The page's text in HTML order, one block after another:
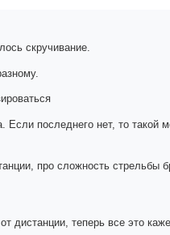
скручивание.
последнего нет, то такой
про сложность стрельбы
дистанции, теперь все это